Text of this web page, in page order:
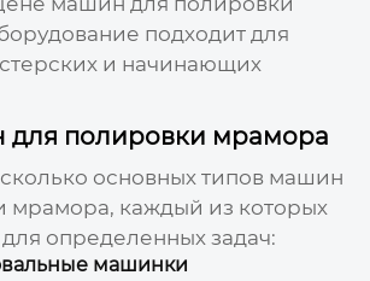
подходит для
и начинающих
полировки мрамора
основных типов машин
мрамора, каждый из которых
определенных задач:
машинки